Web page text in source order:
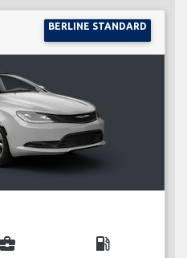
BERLINE STANDARD
business_center local_gas_station